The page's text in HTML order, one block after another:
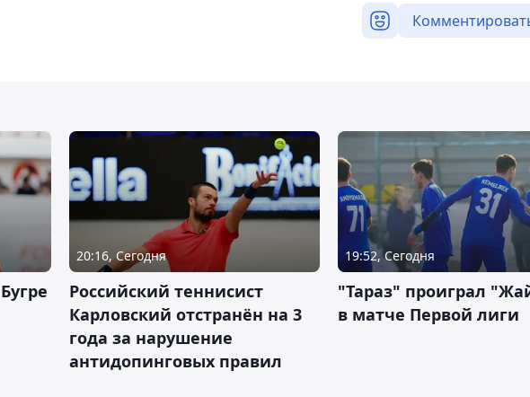
20:16, Сегодня
Российский теннисист
Карловский отстранён на 3
года за нарушение
антидопинговых правил
19:52, Сегодня
"Тараз" проиграл
в матче Первой лиги